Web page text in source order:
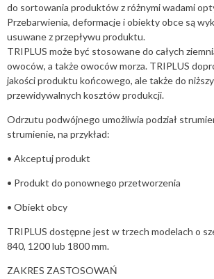
do sortowania produktów z różnymi wadami
Przebarwienia, deformacje i obiekty obce są
usuwane z przepływu produktu.
TRIPLUS może być stosowane do całych
owoców, a także owoców morza. TRIPLUS
jakości produktu końcowego, ale także do
przewidywalnych kosztów produkcji.
Odrzutu podwójnego umożliwia podział
strumienie, na przykład:
• Akceptuj produkt
• Produkt do ponownego przetworzenia
• Obiekt obcy
TRIPLUS dostępne jest w trzech modelach o
840, 1200 lub 1800 mm.
ZAKRES ZASTOSOWAŃ